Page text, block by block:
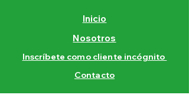
Inicio
Nosotros
Inscríbete como cliente incógnito
Contacto